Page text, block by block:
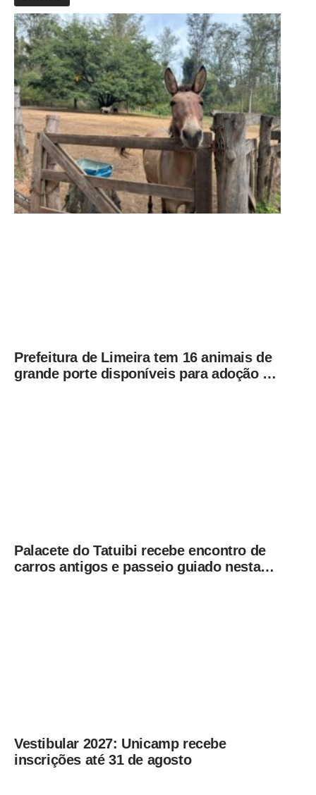
Prefeitura de Limeira tem 16 animais de
grande porte disponíveis para adoção no
Palacete do Tatuibi recebe encontro de
carros antigos e passeio guiado nesta
Vestibular 2027: Unicamp recebe
inscrições até 31 de agosto